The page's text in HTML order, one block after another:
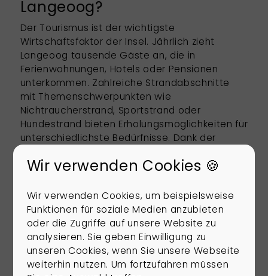
Langeoog?
Der Tourismus ist der wichtigste
Wirtschaftsfaktor der Insel. Jährlich zieht
Langeoog tausende Gäste an, die in
Ferienwohnungen, Hotels oder Pensionen
unterkommen. Zahlreiche Strandabschnitte
mit Themenschwerpunkten wie
Nichtraucherstrand, Sportstrand oder
Hundestrand bieten Erholungsmöglichkeiten für
unterschiedlichste Bedürfnisse. Dank der
Bewohner und Besucher eine ruhige,
Der Immobilienmarkt auf Langeoog ist geprägt
von exklusiven Ferienimmobilien, komfortablen
Einfamilienhäusern und modernen
Appartementanlagen. Besonders beliebt sind
Immobilien mit Blick auf das Wattenmeer oder
nahe dem Ortskern. Die hohe Nachfrage nach
Wir verwenden Cookies 🍪
Wir verwenden Cookies, um beispielsweise
Funktionen für soziale Medien anzubieten
oder die Zugriffe auf unsere Website zu
analysieren. Sie geben Einwilligung zu
unseren Cookies, wenn Sie unsere Webseite
weiterhin nutzen. Um fortzufahren müssen